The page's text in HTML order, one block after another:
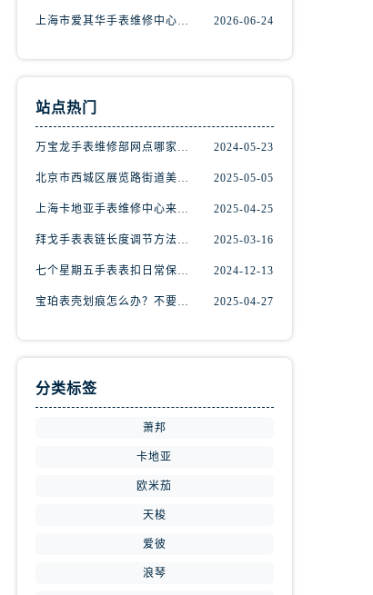
上海市爱其华手表维修中心地址查询（如何轻松找到维修点） 2026-06-24
站点热门
万宝龙手表维修部网点哪家好(万宝龙手表售后维修服务专业、快捷、可靠的推荐) 2024-05-23
北京市西城区展览路街道美度手表维修点地址电话查询 2025-05-05
上海卡地亚手表维修中心来教你如何处理卡地亚手表走停的故障？ 2025-04-25
拜戈手表表链长度调节方法详解 2025-03-16
七个星期五手表表扣日常保养指南 2024-12-13
宝珀表壳划痕怎么办？不要慌，上海宝珀手表维修中心来帮忙 2025-04-27
分类标签
萧邦
卡地亚
欧米茄
天梭
爱彼
浪琴